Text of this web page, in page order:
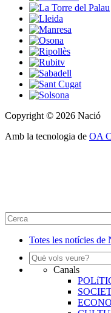
Copyright © 2026 Nació
Amb la tecnologia de OA
Totes les notícies de
Canals